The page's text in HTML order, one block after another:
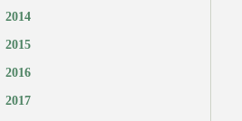
2014
2015
2016
2017